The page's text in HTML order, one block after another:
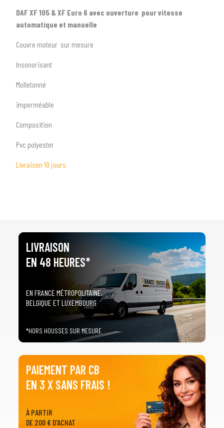
SÉLECTIONNEZ LE TYPE DE VOTRE VÉHICULE
Tous les types
Toutes les marques
DAF XF 105 & XF Euro 6 avec ouverture pour vitesse
automatique et manuelle
Couvre moteur sur mesure
Insonorisant
Molletonné
imperméable
Composition
Pvc polyester
Livraison 10 jours
LIVRAISON
EN 48 HEURES*
EN FRANCE MÉTROPOLITAINE,
BELGIQUE ET LUXEMBOURG
*HORS HOUSSES SUR MESURE
PAIEMENT PAR CB
EN 3 X SANS FRAIS !
À PARTIR
DE 200 € D'ACHAT